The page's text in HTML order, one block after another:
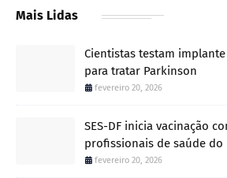
Mais Lidas
Cientistas testam
para tratar Parkinson
fevereiro 20, 2026
SES-DF inicia vacinação
profissionais de saúde do
fevereiro 20, 2026